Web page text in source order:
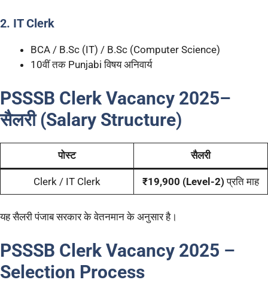
2. IT Clerk
BCA / B.Sc (IT) / B.Sc (Computer Science)
10वीं तक Punjabi विषय अनिवार्य
PSSSB Clerk Vacancy 2025–
सैलरी (Salary Structure)
पोस्ट सैलरी
Clerk / IT Clerk ₹19,900 (Level-2) प्रति माह
यह सैलरी पंजाब सरकार के वेतनमान के अनुसार है।
PSSSB Clerk Vacancy 2025 –
Selection Process